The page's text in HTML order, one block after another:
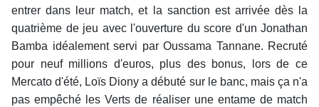
entrer dans leur match, et la sanction est arrivée dès la
quatrième de jeu avec l'ouverture du score d'un Jonathan
Bamba idéalement servi par Oussama Tannane. Recruté
pour neuf millions d'euros, plus des bonus, lors de ce
Mercato d'été, Loïs Diony a débuté sur le banc, mais ça n'a
pas empêché les Verts de réaliser une entame de match